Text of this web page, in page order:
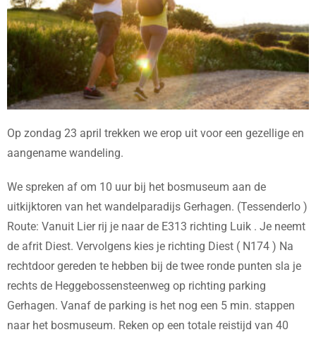
Op zondag 23 april trekken we erop uit voor een gezellige en
aangename wandeling.
We spreken af om 10 uur bij het bosmuseum aan de
uitkijktoren van het wandelparadijs Gerhagen. (Tessenderlo )
Route: Vanuit Lier rij je naar de E313 richting Luik . Je neemt
de afrit Diest. Vervolgens kies je richting Diest ( N174 ) Na
rechtdoor gereden te hebben bij de twee ronde punten sla je
rechts de Heggebossensteenweg op richting parking
Gerhagen. Vanaf de parking is het nog een 5 min. stappen
naar het bosmuseum. Reken op een totale reistijd van 40